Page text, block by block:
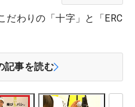
だわりの「十字」と「ERC
記事を読む